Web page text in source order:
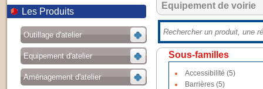
Les Produits
Outillage d'atelier
Equipement d'atelier
Aménagement d'atelier
Equipement de voirie
Sous-familles
Accessibilité (5)
Barrières (5)